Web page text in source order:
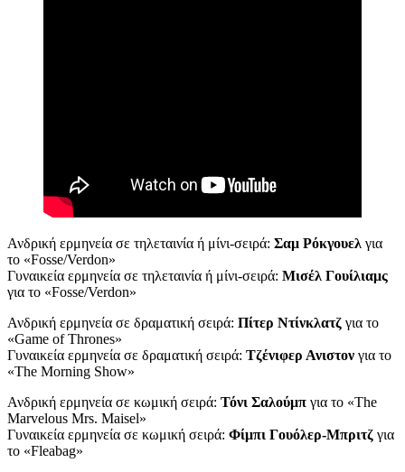
Ανδρική ερμηνεία σε τηλεταινία ή μίνι-σειρά: Σαμ Ρόκγουελ για
το «Fosse/Verdon»
Γυναικεία ερμηνεία σε τηλεταινία ή μίνι-σειρά: Μισέλ Γουίλιαμς
για το «Fosse/Verdon»
Ανδρική ερμηνεία σε δραματική σειρά: Πίτερ Ντίνκλατζ για το
«Game of Thrones»
Γυναικεία ερμηνεία σε δραματική σειρά: Τζένιφερ Ανιστον για το
«The Morning Show»
Ανδρική ερμηνεία σε κωμική σειρά: Τόνι Σαλούμπ για το «The
Marvelous Mrs. Maisel»
Γυναικεία ερμηνεία σε κωμική σειρά: Φίμπι Γουόλερ-Μπριτζ για
το «Fleabag»